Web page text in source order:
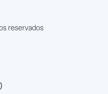
reservados